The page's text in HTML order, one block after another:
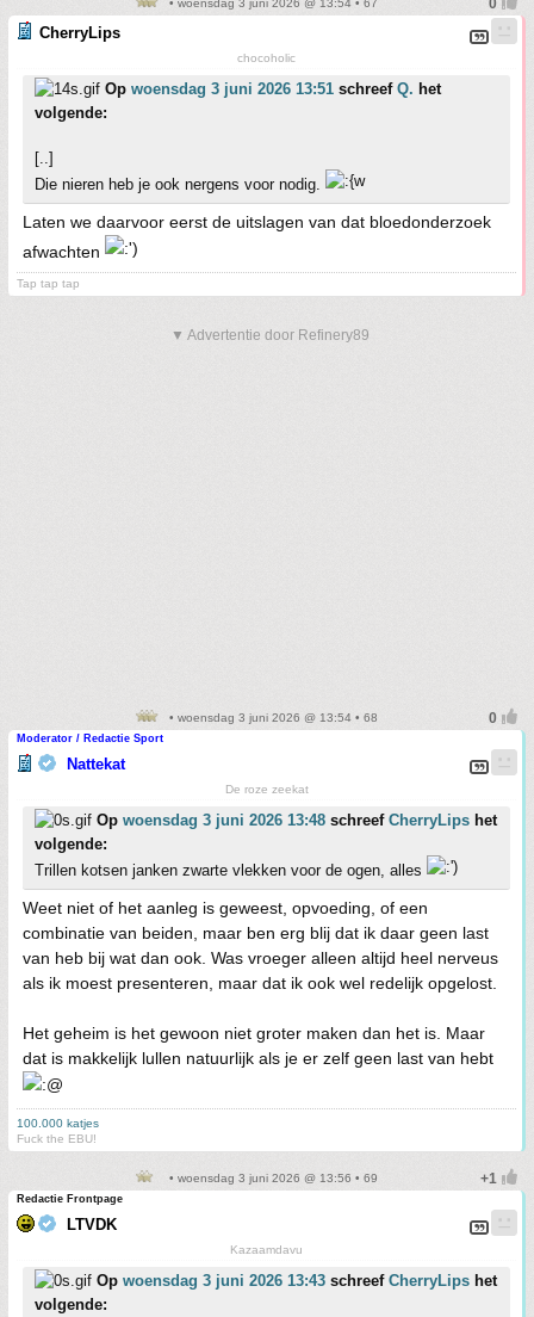
• woensdag 3 juni 2026 @ 13:54 • 67
CherryLips
chocoholic
Op woensdag 3 juni 2026 13:51 schreef Q. het
volgende:
[..]
Die nieren heb je ook nergens voor nodig.
Laten we daarvoor eerst de uitslagen van dat bloedonderzoek
afwachten
Tap tap tap
▼ Advertentie door Refinery89
• woensdag 3 juni 2026 @ 13:54 • 68
Moderator / Redactie Sport
Nattekat
De roze zeekat
Op woensdag 3 juni 2026 13:48 schreef CherryLips het
volgende:
Trillen kotsen janken zwarte vlekken voor de ogen, alles
Weet niet of het aanleg is geweest, opvoeding, of een
combinatie van beiden, maar ben erg blij dat ik daar geen last
van heb bij wat dan ook. Was vroeger alleen altijd heel nerveus
als ik moest presenteren, maar dat ik ook wel redelijk opgelost.
Het geheim is het gewoon niet groter maken dan het is. Maar
dat is makkelijk lullen natuurlijk als je er zelf geen last van hebt
100.000 katjes
Fuck the EBU!
• woensdag 3 juni 2026 @ 13:56 • 69
Redactie Frontpage
LTVDK
Kazaamdavu
Op woensdag 3 juni 2026 13:43 schreef CherryLips het
volgende: